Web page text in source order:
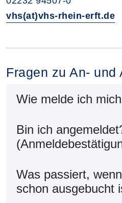
vhs(at)vhs-rhein-erft.de
Fragen zu An- und
Wie melde ich
Bin ich
Was passiert,
schon ausgebucht